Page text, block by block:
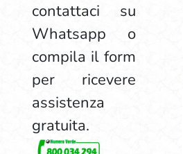
contattaci su
Whatsapp o
compila il form
per ricevere
assistenza
gratuita.